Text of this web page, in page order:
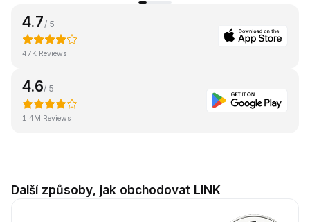
4.7 / 5
47K Reviews
4.6/ 5
1.4M Reviews
Další způsoby, jak obchodovat LINK